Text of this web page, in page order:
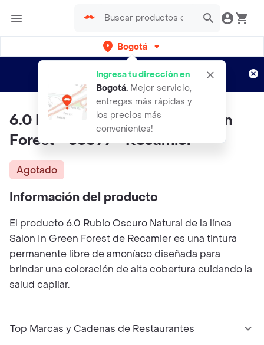
Bogotá
Ingresa tu dirección en
Bogotá. Mejor servicio,
entregas más rápidas y
los precios más
convenientes!
envíos gratis por semanas
Aplican TyC
6.0 Rubio Oscuro Natural Green
Forest - 35077 - Recamier
Agotado
Información del producto
El producto 6.0 Rubio Oscuro Natural de la línea
Salon In Green Forest de Recamier es una tintura
permanente libre de amoníaco diseñada para
brindar una coloración de alta cobertura cuidando la
salud capilar.
Top Marcas y Cadenas de Restaurantes